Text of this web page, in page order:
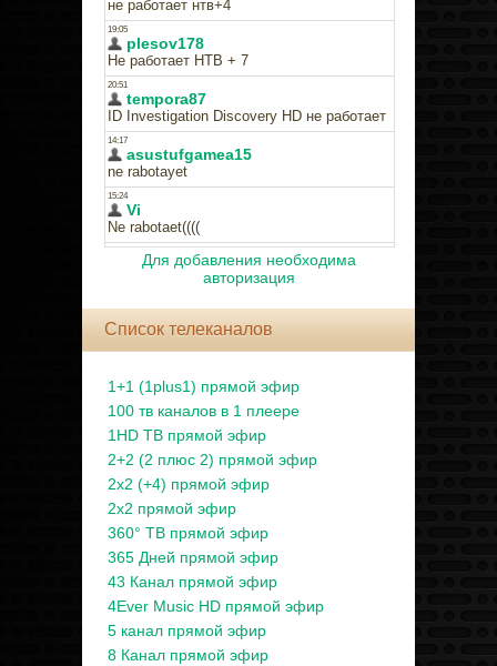
Для добавления необходима
авторизация
Список телеканалов
1+1 (1plus1) прямой эфир
100 тв каналов в 1 плеере
1HD ТВ прямой эфир
2+2 (2 плюс 2) прямой эфир
2x2 (+4) прямой эфир
2x2 прямой эфир
360° ТВ прямой эфир
365 Дней прямой эфир
43 Канал прямой эфир
4Ever Music HD прямой эфир
5 канал прямой эфир
8 Канал прямой эфир